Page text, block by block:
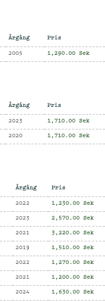
Årgång Pris
2005 1,290.00 Sek
Årgång Pris
2023 1,710.00 Sek
2020 1,710.00 Sek
Årgång Pris
2022 1,230.00 Sek
2023 2,570.00 Sek
2021 3,220.00 Sek
2019 1,510.00 Sek
2022 1,270.00 Sek
2021 1,200.00 Sek
2024 1,630.00 Sek